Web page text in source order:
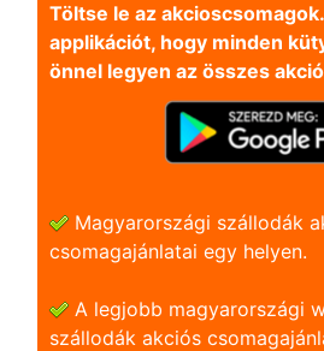
Töltse le az
applikációt, hogy minden
önnel legyen az összes
Magyarországi szállodák
csomagajánlatai egy helyen.
A legjobb magyarországi
szállodák akciós